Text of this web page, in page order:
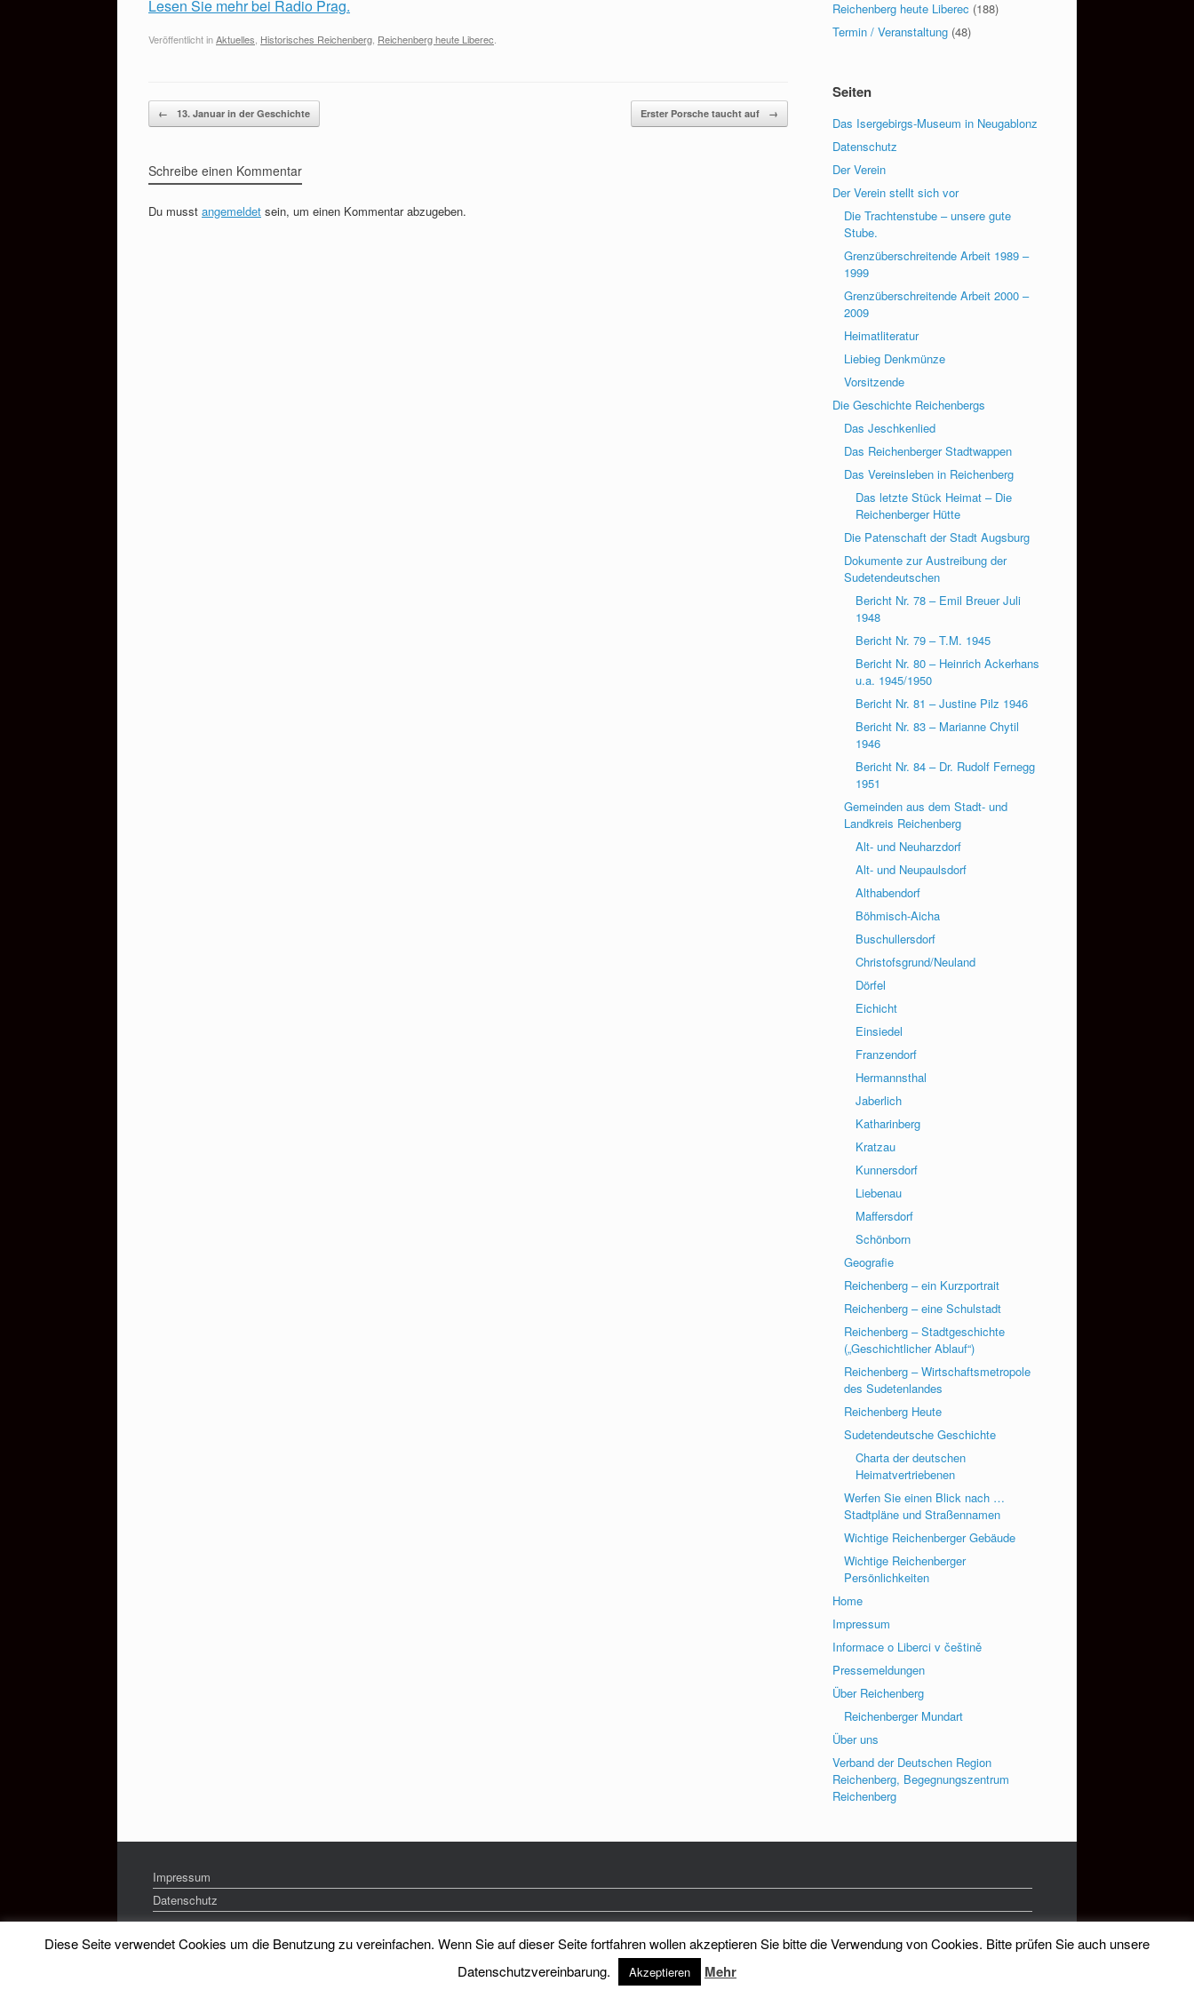
Lesen Sie mehr bei Radio Prag.
Veröffentlicht inAktuelles Historisches Reichenberg Reichenberg heute Liberec
Beitragsnavigation
← 13. Januar in der Geschichte Erster Porsche taucht auf →
Schreibe einen Kommentar
Du musst angemeldet sein, um einen Kommentar abzugeben.
Reichenberg heute Liberec (188)
Termin / Veranstaltung (48)
Seiten
Das Isergebirgs-Museum in Neugablonz
Datenschutz
Der Verein
Der Verein stellt sich vor
Die Trachtenstube – unsere gute
Stube.
Grenzüberschreitende Arbeit 1989 –
1999
Grenzüberschreitende Arbeit 2000 –
2009
Heimatliteratur
Liebieg Denkmünze
Vorsitzende
Die Geschichte Reichenbergs
Das Jeschkenlied
Das Reichenberger Stadtwappen
Das Vereinsleben in Reichenberg
Das letzte Stück Heimat – Die
Reichenberger Hütte
Die Patenschaft der Stadt Augsburg
Dokumente zur Austreibung der
Sudetendeutschen
Bericht Nr. 78 – Emil Breuer Juli
1948
Bericht Nr. 79 – T.M. 1945
Bericht Nr. 80 – Heinrich Ackerhans
u.a. 1945/1950
Bericht Nr. 81 – Justine Pilz 1946
Bericht Nr. 83 – Marianne Chytil
1946
Bericht Nr. 84 – Dr. Rudolf Fernegg
1951
Gemeinden aus dem Stadt- und
Landkreis Reichenberg
Alt- und Neuharzdorf
Alt- und Neupaulsdorf
Althabendorf
Böhmisch-Aicha
Buschullersdorf
Christofsgrund/Neuland
Dörfel
Eichicht
Einsiedel
Franzendorf
Hermannsthal
Jaberlich
Katharinberg
Kratzau
Kunnersdorf
Liebenau
Maffersdorf
Schönborn
Geografie
Reichenberg – ein Kurzportrait
Reichenberg – eine Schulstadt
Reichenberg – Stadtgeschichte
(„Geschichtlicher Ablauf“)
Reichenberg – Wirtschaftsmetropole
des Sudetenlandes
Reichenberg Heute
Sudetendeutsche Geschichte
Charta der deutschen
Heimatvertriebenen
Werfen Sie einen Blick nach …
Stadtpläne und Straßennamen
Wichtige Reichenberger Gebäude
Wichtige Reichenberger
Persönlichkeiten
Home
Impressum
Informace o Liberci v češtině
Pressemeldungen
Über Reichenberg
Reichenberger Mundart
Über uns
Verband der Deutschen Region
Reichenberg, Begegnungszentrum
Reichenberg
Impressum
Datenschutz
Heimatkreis Reichenberg Stadt und Land e.V. Theme bySiteOrigin
Diese Seite verwendet Cookies um die Benutzung zu vereinfachen. Wenn Sie auf dieser Seite fortfahren wollen akzeptieren Sie bitte die Verwendung von Cookies. Bitte prüfen Sie auch unsere
Datenschutzvereinbarung.
Akzeptieren Mehr